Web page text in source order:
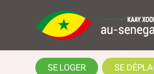
SE LOGER SE